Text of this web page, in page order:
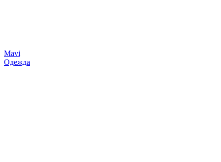
Mavi
Одежда